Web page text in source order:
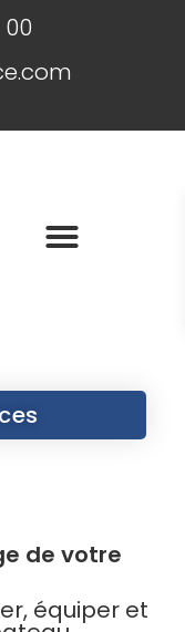
00
de votre
équiper et